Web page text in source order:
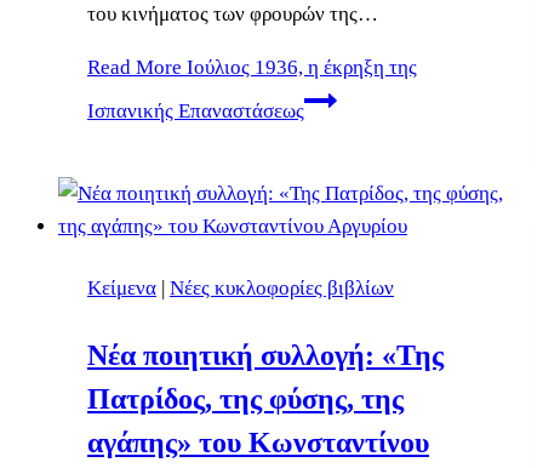
του κινήματος των φρουρών της…
Read More Ιούλιος 1936, η έκρηξη της
Ισπανικής Επαναστάσεως
Κείμενα | Νέες κυκλοφορίες βιβλίων
Νέα ποιητική συλλογή: «Της
Πατρίδος, της φύσης, της
αγάπης» του Κωνσταντίνου